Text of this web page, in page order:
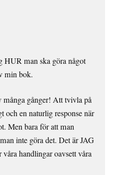
HUR man ska göra något
min bok.
många gånger! Att tvivla på
och en naturlig response när
Men bara för att man
inte göra det. Det är JAG
handlingar oavsett våra